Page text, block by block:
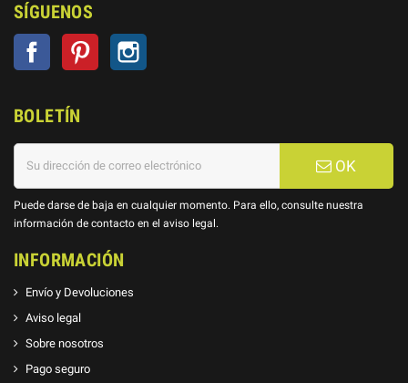
SÍGUENOS
Facebook Pinterest
BOLETÍN
OK
Puede darse de baja en cualquier momento. Para ello, consulte nuestra
información de contacto en el aviso legal.
INFORMACIÓN
Envío y Devoluciones
Aviso legal
Sobre nosotros
Pago seguro